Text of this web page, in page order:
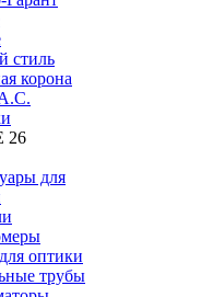
стиль
корона
26
для
оптики
трубы